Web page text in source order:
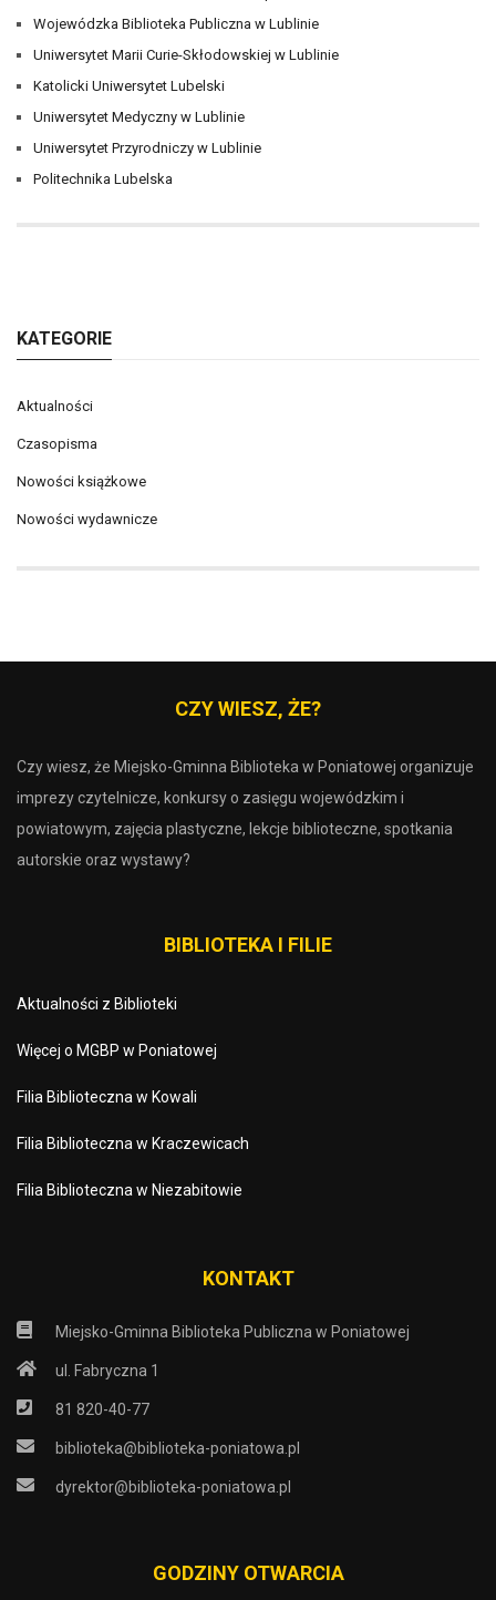
Wojewódzka Biblioteka Publiczna w Lublinie
Uniwersytet Marii Curie-Skłodowskiej w Lublinie
Katolicki Uniwersytet Lubelski
Uniwersytet Medyczny w Lublinie
Uniwersytet Przyrodniczy w Lublinie
Politechnika Lubelska
KATEGORIE
Aktualności
Czasopisma
Nowości książkowe
Nowości wydawnicze
CZY WIESZ, ŻE?
Czy wiesz, że Miejsko-Gminna Biblioteka w Poniatowej organizuje
imprezy czytelnicze, konkursy o zasięgu wojewódzkim i
powiatowym, zajęcia plastyczne, lekcje biblioteczne, spotkania
autorskie oraz wystawy?
BIBLIOTEKA I FILIE
Aktualności z Biblioteki
Więcej o MGBP w Poniatowej
Filia Biblioteczna w Kowali
Filia Biblioteczna w Kraczewicach
Filia Biblioteczna w Niezabitowie
KONTAKT
Miejsko-Gminna Biblioteka Publiczna w Poniatowej
ul. Fabryczna 1
81 820-40-77
biblioteka@biblioteka-poniatowa.pl
dyrektor@biblioteka-poniatowa.pl
GODZINY OTWARCIA